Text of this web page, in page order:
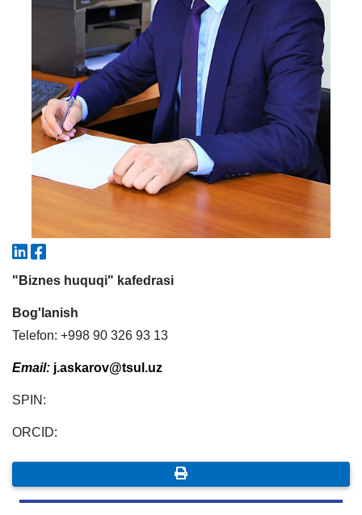
"Biznes huquqi" kafedrasi
Bog'lanish
Telefon: +998 90 326 93 13
Email: j.askarov@tsul .uz
SPIN:
ORCID:
7. Call-center (4) 8. Bakalavriat kvotasi (3)
9. Magistratura kvotasi (4) ✉️ Adminga yozish